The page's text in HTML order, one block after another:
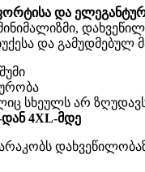
და
და
სხეულს არ
დან 4XL-მდე